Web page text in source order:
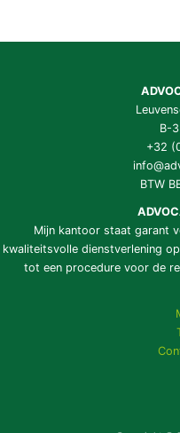
B-
+32
BTW
Mijn kantoor staat garant
kwaliteitsvolle dienstverlening
tot een procedure voor de